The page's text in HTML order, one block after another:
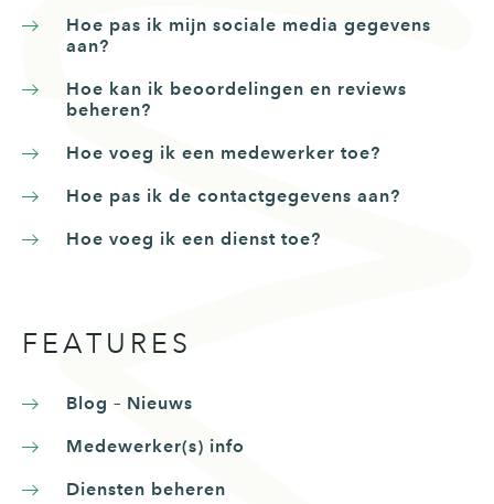
Hoe pas ik mijn sociale media gegevens
aan?
Hoe kan ik beoordelingen en reviews
beheren?
Hoe voeg ik een medewerker toe?
Hoe pas ik de contactgegevens aan?
Hoe voeg ik een dienst toe?
FEATURES
Blog – Nieuws
Medewerker(s) info
Diensten beheren